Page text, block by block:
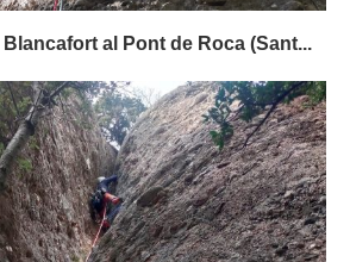
al Pont de Roca (Sant...